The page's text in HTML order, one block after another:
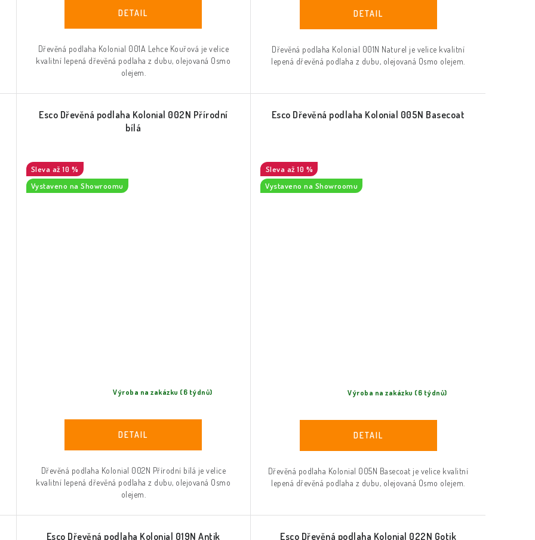
Dřevěná podlaha Kolonial 001A Lehce Kouřová je velice
kvalitní lepená dřevěná podlaha z dubu, olejovaná Osmo
olejem.
Dřevěná podlaha Kolonial 001N Naturel je velice kvalitní
lepená dřevěná podlaha z dubu, olejovaná Osmo olejem.
Esco Dřevěná podlaha Kolonial 002N Přírodní
bílá
až 10 %
Vystaveno na Showroomu
Výroba na zakázku (6 týdnů)
Dřevěná podlaha Kolonial 002N Přírodní bílá je velice
kvalitní lepená dřevěná podlaha z dubu, olejovaná Osmo
olejem.
Esco Dřevěná podlaha Kolonial 005N Basecoat
až 10 %
Vystaveno na Showroomu
Výroba na zakázku (6 týdnů)
Dřevěná podlaha Kolonial 005N Basecoat je velice kvalitní
lepená dřevěná podlaha z dubu, olejovaná Osmo olejem.
Esco Dřevěná podlaha Kolonial 019N Antik Esco Dřevěná podlaha Kolonial 022N Gotik